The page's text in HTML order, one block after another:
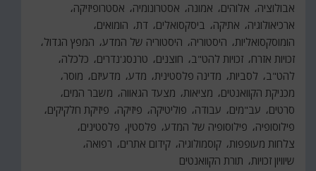
אבולוציה אלוהים אמונה אסטרונומיה
אסטרופיזיקה
ארכיאולוגיה
אתיקה ביסקסואלים דת הומואים
הומוסקסואליות היסטוריה היסטוריה של המדע המפץ הגדול
זכויות אזרח זכויות להט"ב חוצנים טרנסג'נדרים
כלכלה
להט"ב
לסביות מדינה פלסטינית מדע מדעיזם
מוסר
מכניקת הקוואנטים
מציאות מצעד הגאווה
משבר המים
סרטים
עב"מים עבודה פוליטיקה פיזיקה
פיזיקת חלקיקים
פילוסופיה
פילוסופיה של המדע פלסטין פלסטינים
צלחות מעופפות קוסמולוגיה קידום אתרים
רפואה
שיוויון זכויות תורת הקוואנטים